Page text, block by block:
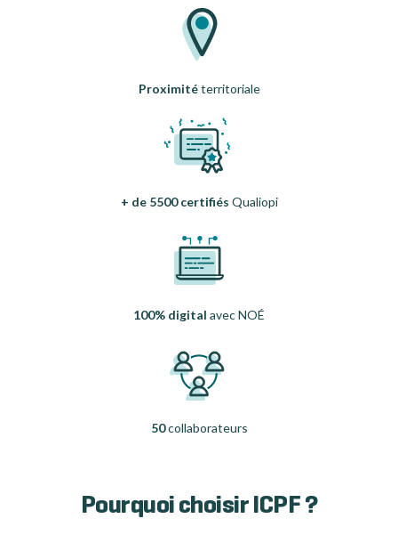
+ de 5500 certifiés Qualiopi
100% digital avec NOÉ
50collaborateurs
Proximitéterritoriale
Pourquoi choisir ICPF ?